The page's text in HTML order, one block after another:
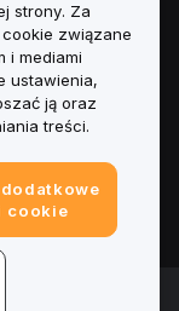
strony. Za
związane
i mediami
ustawienia,
ją oraz
treści.
cookie